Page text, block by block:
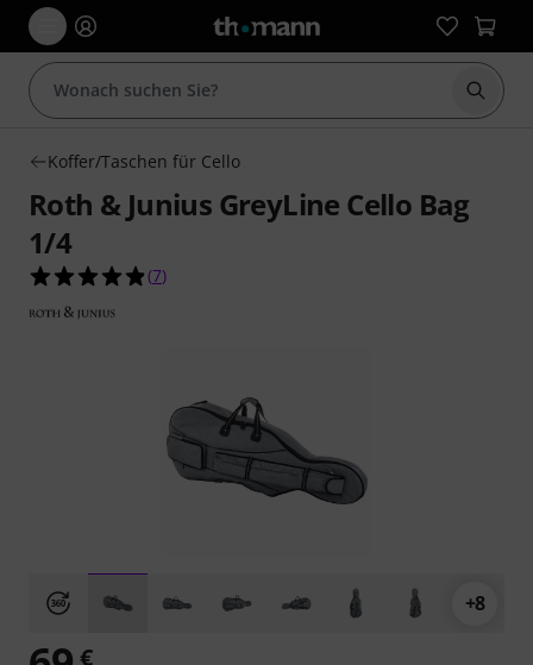
Suche
Koffer/Taschen für Cello
Roth & Junius GreyLine Cello Bag
1/4
4.9 von 5 Sternen aus 7 Kundenbewertungen
(7)
+8
€